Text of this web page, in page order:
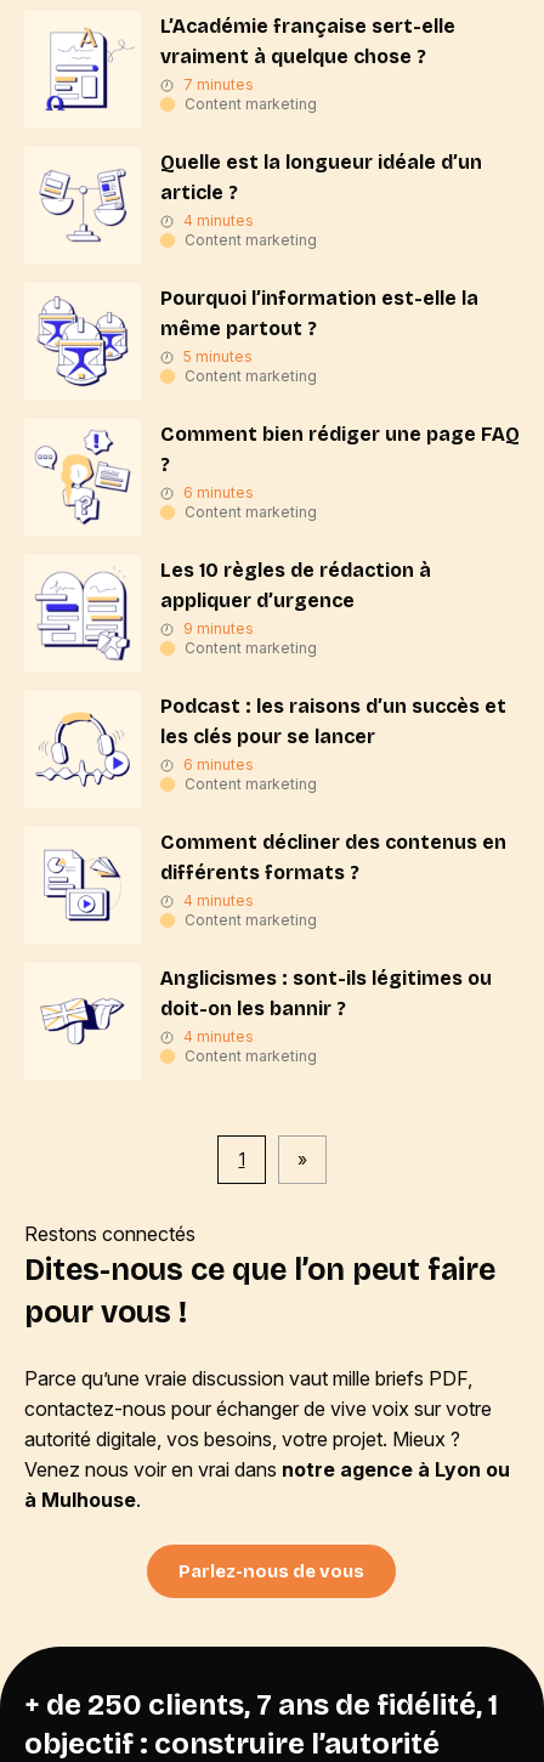
L’Académie française sert-elle
vraiment à quelque chose ?
7 minutes
Content marketing
Quelle est la longueur idéale d’un
article ?
4 minutes
Content marketing
Pourquoi l’information est-elle la
même partout ?
5 minutes
Content marketing
Comment bien rédiger une page FAQ
?
6 minutes
Content marketing
Les 10 règles de rédaction à
appliquer d’urgence
9 minutes
Content marketing
Podcast : les raisons d’un succès et
les clés pour se lancer
6 minutes
Content marketing
Comment décliner des contenus en
différents formats ?
4 minutes
Content marketing
Anglicismes : sont-ils légitimes ou
doit-on les bannir ?
4 minutes
Content marketing
1 »
Restons connectés
Dites-nous ce que l’on peut faire
pour vous !
Parce qu’une vraie discussion vaut mille briefs PDF,
contactez-nous pour échanger de vive voix sur votre
autorité digitale, vos besoins, votre projet. Mieux ?
Venez nous voir en vrai dans notre agence à Lyon ou
à Mulhouse.
Parlez-nous de vous
+ de 250 clients, 7 ans de fidélité, 1
objectif : construire l’autorité